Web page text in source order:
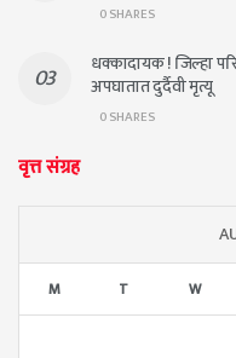
0 SHARES
धक्कादायक ! जिल्हा
अपघातात दुर्दैवी मृत्यू
0 SHARES
वृत्त संग्रह
M T W